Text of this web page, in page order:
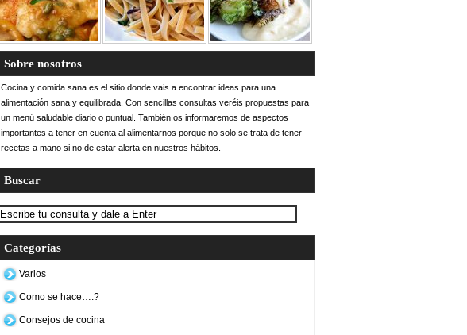
Sobre nosotros
Cocina y comida sana es el sitio donde vais a encontrar ideas para una
alimentación sana y equilibrada. Con sencillas consultas veréis propuestas para
un menú saludable diario o puntual. También os informaremos de aspectos
importantes a tener en cuenta al alimentarnos porque no solo se trata de tener
recetas a mano si no de estar alerta en nuestros hábitos.
Buscar
Categorías
Varios
Como se hace….?
Consejos de cocina